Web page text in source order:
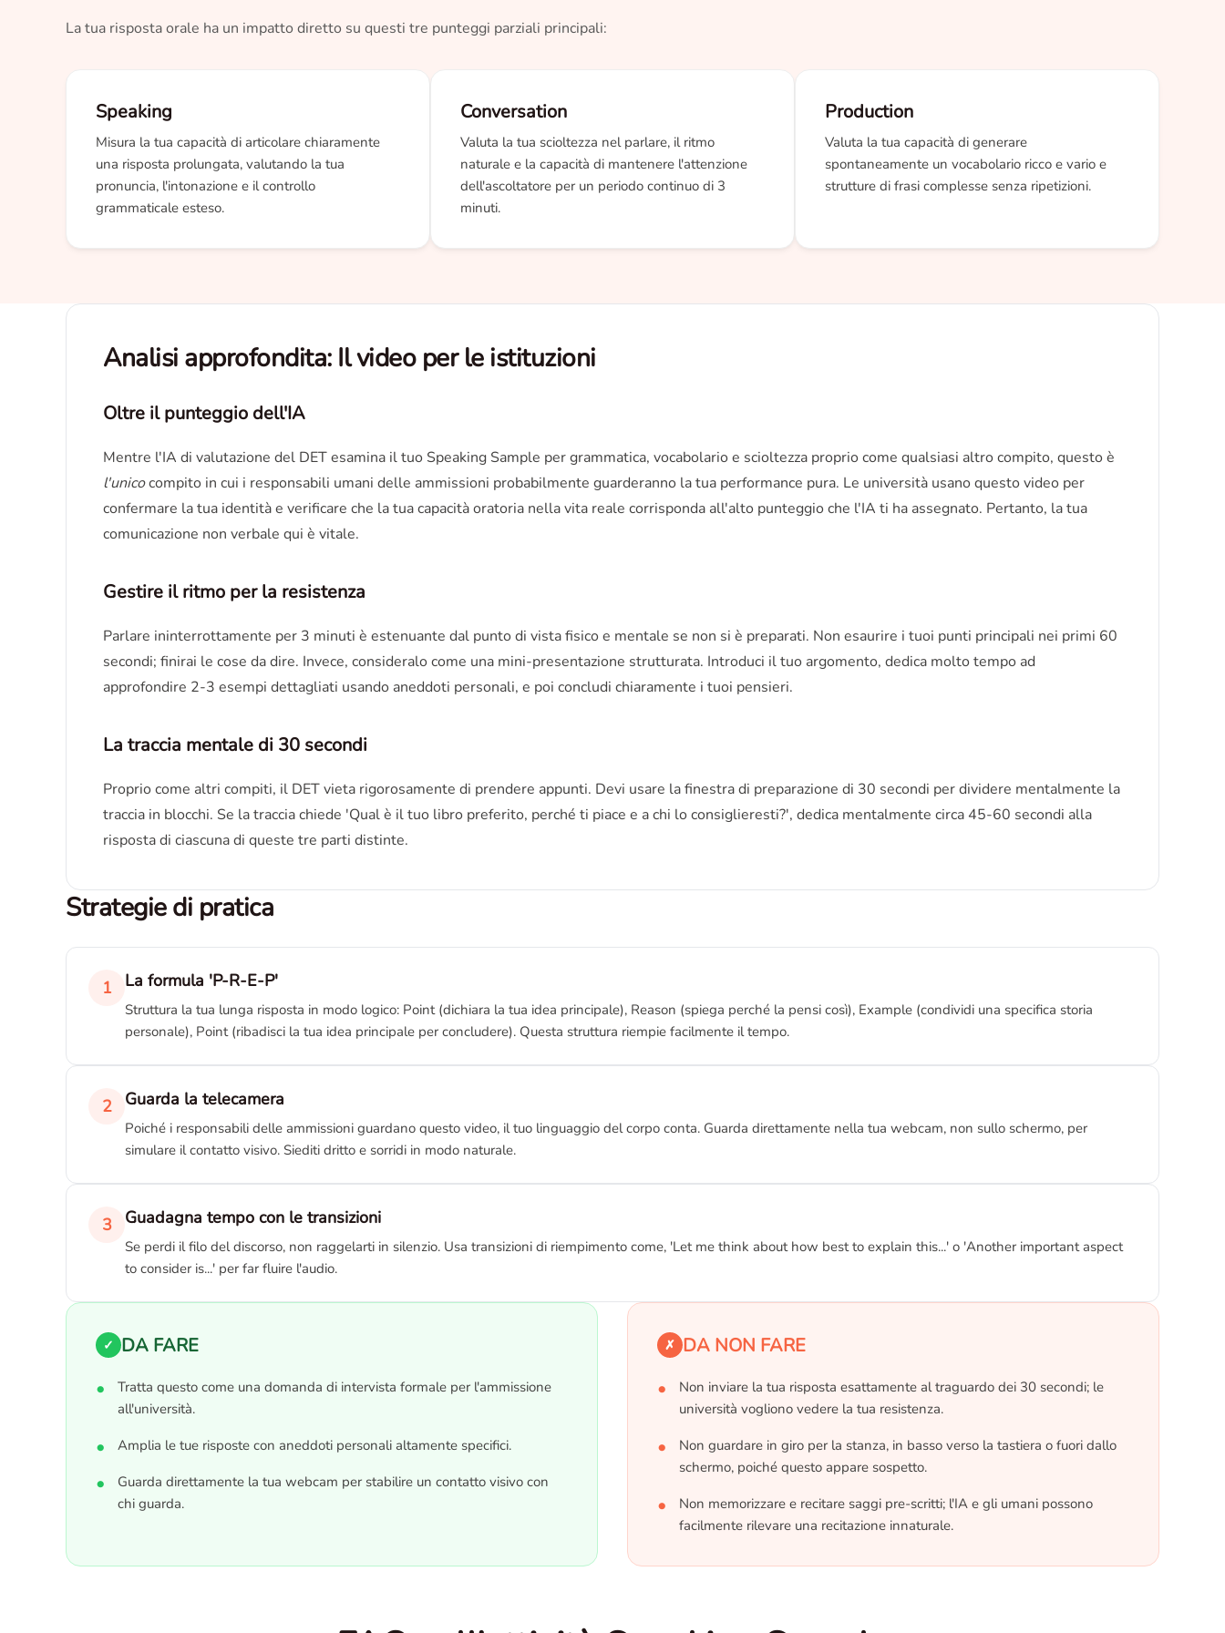
La tua risposta orale ha un impatto diretto su questi tre punteggi parziali principali:
Speaking
Misura la tua capacità di articolare chiaramente
una risposta prolungata, valutando la tua
pronuncia, l'intonazione e il controllo
grammaticale esteso.
Conversation
Valuta la tua scioltezza nel parlare, il ritmo
naturale e la capacità di mantenere l'attenzione
dell'ascoltatore per un periodo continuo di 3
minuti.
Production
Valuta la tua capacità di generare
spontaneamente un vocabolario ricco e vario e
strutture di frasi complesse senza ripetizioni.
Analisi approfondita: Il video per le istituzioni
Oltre il punteggio dell'IA
Mentre l'IA di valutazione del DET esamina il tuo Speaking Sample per grammatica, vocabolario e scioltezza proprio come qualsiasi altro compito, questo è
l'unicocompito in cui i responsabili umani delle ammissioni probabilmente guarderanno la tua performance pura. Le università usano questo video per
confermare la tua identità e verificare che la tua capacità oratoria nella vita reale corrisponda all'alto punteggio che l'IA ti ha assegnato. Pertanto, la tua
comunicazione non verbale qui è vitale.
Gestire il ritmo per la resistenza
Parlare ininterrottamente per 3 minuti è estenuante dal punto di vista fisico e mentale se non si è preparati. Non esaurire i tuoi punti principali nei primi 60
secondi; finirai le cose da dire. Invece, consideralo come una mini-presentazione strutturata. Introduci il tuo argomento, dedica molto tempo ad
approfondire 2-3 esempi dettagliati usando aneddoti personali, e poi concludi chiaramente i tuoi pensieri.
La traccia mentale di 30 secondi
Proprio come altri compiti, il DET vieta rigorosamente di prendere appunti. Devi usare la finestra di preparazione di 30 secondi per dividere mentalmente la
traccia in blocchi. Se la traccia chiede 'Qual è il tuo libro preferito, perché ti piace e a chi lo consiglieresti?', dedica mentalmente circa 45-60 secondi alla
risposta di ciascuna di queste tre parti distinte.
Strategie di pratica
1 La formula 'P-R-E-P'
Struttura la tua lunga risposta in modo logico: Point (dichiara la tua idea principale), Reason (spiega perché la pensi così), Example (condividi una specifica storia
personale), Point (ribadisci la tua idea principale per concludere). Questa struttura riempie facilmente il tempo.
2 Guarda la telecamera
Poiché i responsabili delle ammissioni guardano questo video, il tuo linguaggio del corpo conta. Guarda direttamente nella tua webcam, non sullo schermo, per
simulare il contatto visivo. Siediti dritto e sorridi in modo naturale.
3 Guadagna tempo con le transizioni
Se perdi il filo del discorso, non raggelarti in silenzio. Usa transizioni di riempimento come, 'Let me think about how best to explain this...' o 'Another important aspect
to consider is...' per far fluire l'audio.
✓ DA FARE
Tratta questo come una domanda di intervista formale per l'ammissione
all'università.
Amplia le tue risposte con aneddoti personali altamente specifici.
Guarda direttamente la tua webcam per stabilire un contatto visivo con
chi guarda.
✗ DA NON FARE
Non inviare la tua risposta esattamente al traguardo dei 30 secondi; le
università vogliono vedere la tua resistenza.
Non guardare in giro per la stanza, in basso verso la tastiera o fuori dallo
schermo, poiché questo appare sospetto.
Non memorizzare e recitare saggi pre-scritti; l'IA e gli umani possono
facilmente rilevare una recitazione innaturale.